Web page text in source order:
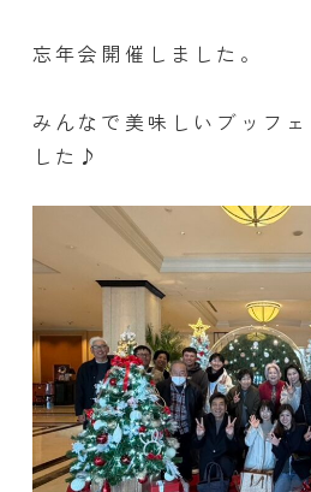
忘年会開催しました。
みんなで美味しい ブッフェ
した♪